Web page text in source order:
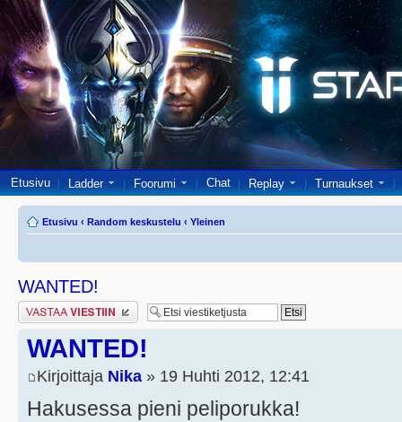
Etusivu Ladder Foorumi Chat Replay Turnaukset
Etusivu ‹ Random keskustelu ‹ Yleinen
WANTED!
Lähetä vastaus
WANTED!
Kirjoittaja Nika » 19 Huhti 2012, 12:41
Hakusessa pieni peliporukka!